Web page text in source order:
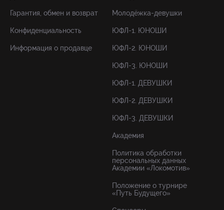
Гарантия, обмен и возврат
Конфиденциальность
Информация о продавце
Молодёжка-девушки
ЮФЛ-1. ЮНОШИ
ЮФЛ-2. ЮНОШИ
ЮФЛ-3. ЮНОШИ
ЮФЛ-1. ДЕВУШКИ
ЮФЛ-2. ДЕВУШКИ
ЮФЛ-3. ДЕВУШКИ
Академия
Политика обработки
персональных данных
Академии «Локомотив»
Положение о турнире
«Путь Будущего»